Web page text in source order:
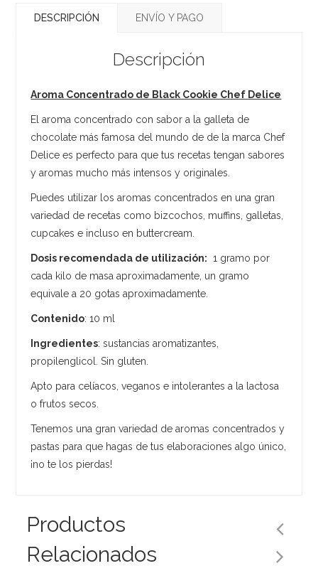
DESCRIPCIÓN ENVÍO Y PAGO
Descripción
Aroma Concentrado de Black Cookie Chef Delice
El aroma concentrado con sabor a la galleta de
chocolate más famosa del mundo de de la marca Chef
Delice es perfecto para que tus recetas tengan sabores
y aromas mucho más intensos y originales.
Puedes utilizar los aromas concentrados en una gran
variedad de recetas como bizcochos, muffins, galletas,
cupcakes e incluso en buttercream.
Dosis recomendada de utilización: 1 gramo por
cada kilo de masa aproximadamente, un gramo
equivale a 20 gotas aproximadamente.
Contenido: 10 ml
Ingredientes: sustancias aromatizantes,
propilenglicol. Sin gluten.
Apto para celíacos, veganos e intolerantes a la lactosa
o frutos secos.
Tenemos una gran variedad de aromas concentrados y
pastas para que hagas de tus elaboraciones algo único,
¡no te los pierdas!
Productos
Relacionados